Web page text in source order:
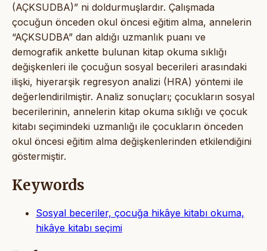
(AÇKSUDBA)” ni doldurmuşlardır. Çalışmada
çocuğun önceden okul öncesi eğitim alma, annelerin
“AÇKSUDBA” dan aldığı uzmanlık puanı ve
demografik ankette bulunan kitap okuma sıklığı
değişkenleri ile çocuğun sosyal becerileri arasındaki
ilişki, hiyerarşik regresyon analizi (HRA) yöntemi ile
değerlendirilmiştir. Analiz sonuçları; çocukların sosyal
becerilerinin, annelerin kitap okuma sıklığı ve çocuk
kitabı seçimindeki uzmanlığı ile çocukların önceden
okul öncesi eğitim alma değişkenlerinden etkilendiğini
göstermiştir.
Keywords
Sosyal beceriler, çocuğa hikâye kitabı okuma,
hikâye kitabı seçimi